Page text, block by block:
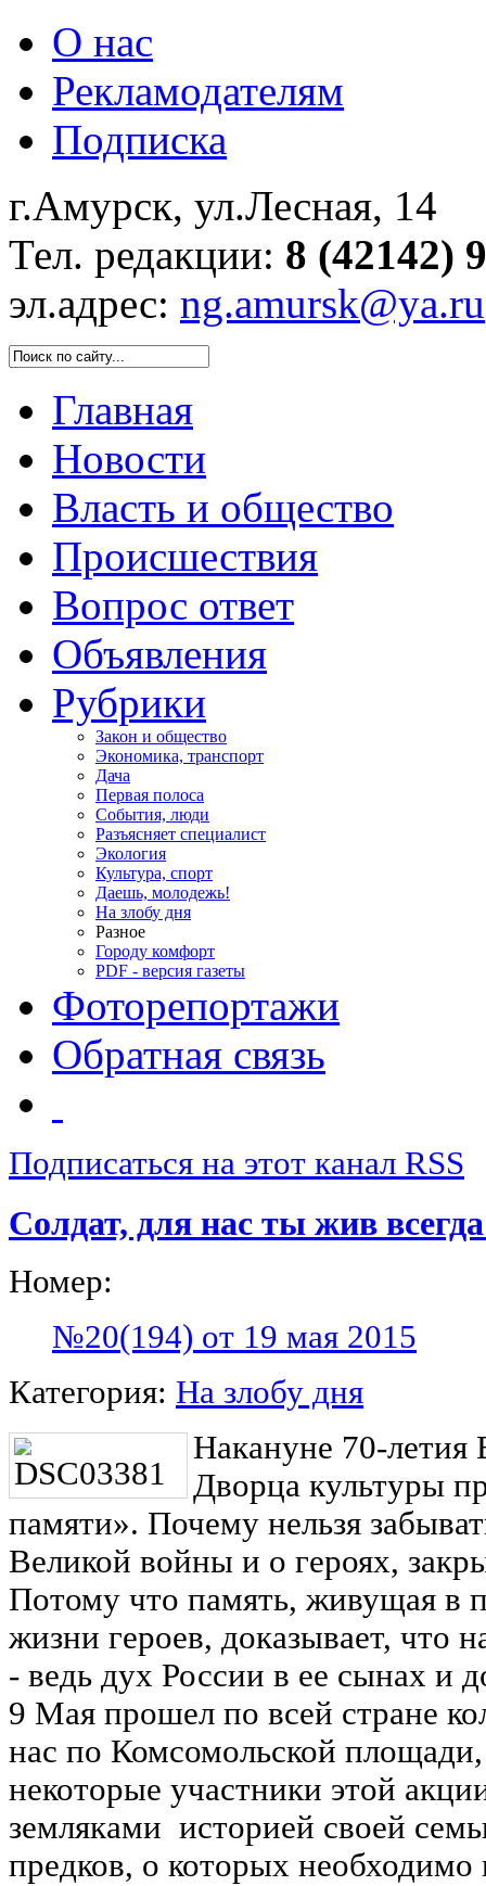
О нас
Рекламодателям
Подписка
г.Амурск, ул.Лесная, 14
Тел. редакции: 8 (42142)
эл.адрес: ng.amursk@ya.ru
Главная
Новости
Власть и общество
Происшествия
Вопрос ответ
Объявления
Рубрики
Закон и общество
Экономика, транспорт
Дача
Первая полоса
События, люди
Разъясняет специалист
Экология
Культура, спорт
Даешь, молодежь!
На злобу дня
Разное
Городу комфорт
PDF - версия газеты
Фоторепортажи
Обратная связь
Подписаться на этот канал RSS
Солдат, для нас ты жив
Номер:
№20(194) от 19 мая 2015
Категория: На злобу дня
Накануне 70-
Дворца культуры
памяти». Почему нельзя
Великой войны и о героях,
Потому что память, живущая в
жизни героев, доказывает, что
- ведь дух России в ее сынах и
9 Мая прошел по всей стране
нас по Комсомольской
некоторые участники этой
земляками историей своей
предков, о которых необходимо